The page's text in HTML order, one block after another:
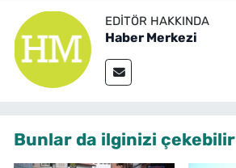
EDITÖR HAKKINDA
Haber Merkezi
Bunlar da ilginizi çekebilir